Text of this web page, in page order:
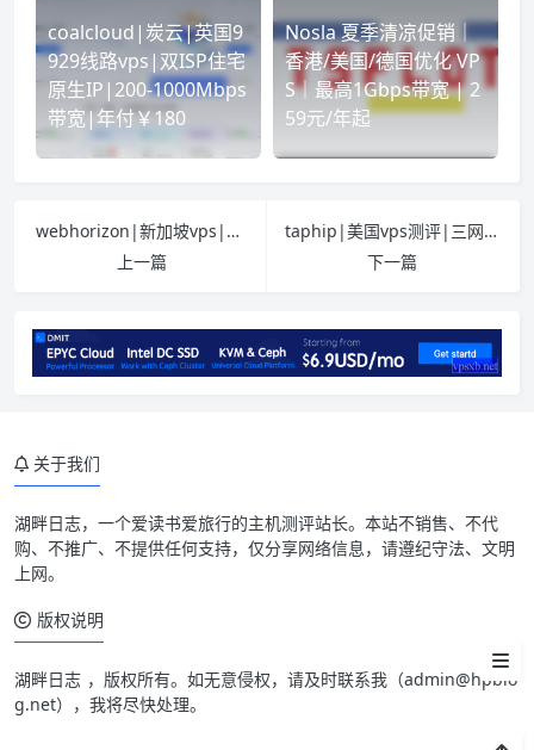
coalcloud|炭云|英国9
929线路vps|双ISP住宅
原生IP|200-1000Mbps
带宽|年付￥180
Nosla 夏季清凉促销｜
香港/美国/德国优化 VP
S｜最高1Gbps带宽 | 2
59元/年起
webhorizon|新加坡vps|4折优惠|AMD EPYC™ 7003|1TB@5Gbps|移动直连|月付$2.4
上一篇
taphip|美国vps测评|三网优化|CN2GIA+9929+CMIN2|500G@200Mbps|月付￥24|原生IP|解锁奈飞&ChatGPT&TikTok
下一篇
套餐详情
关于我们
湖畔日志，一个爱读书爱旅行的主机测评站长。本站不销售、不代
购、不推广、不提供任何支持，仅分享网络信息，请遵纪守法、文明
上网。
版权说明
湖畔日志 ，版权所有。如无意侵权，请及时联系我（admin@hpblo
g.net），我将尽快处理。